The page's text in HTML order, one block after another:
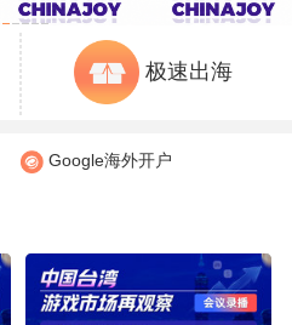
极速出海
Google海外开户